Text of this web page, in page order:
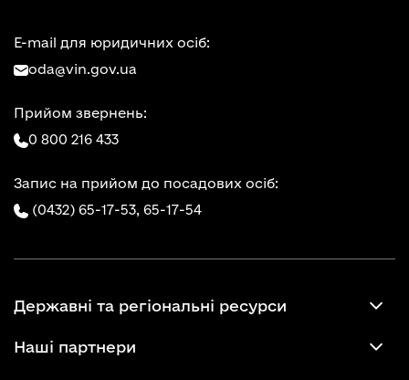
E-mail для юридичних осіб:
oda@vin.gov.ua
Прийом звернень:
0 800 216 433
Запис на прийом до посадових осіб:
(0432) 65-17-53, 65-17-54
Державні та регіональні ресурси
Наші партнери